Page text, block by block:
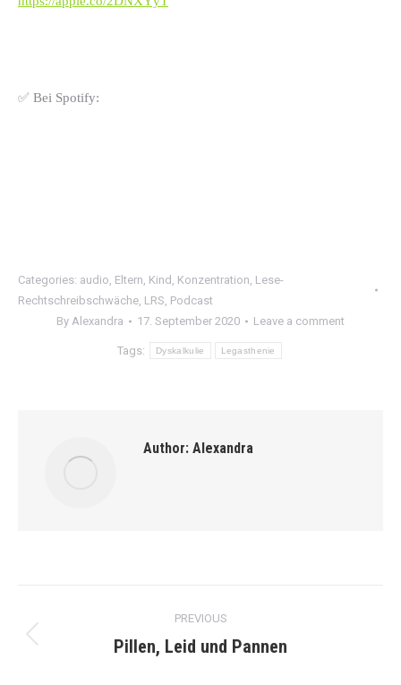
✅ Bei Spotify:
Categories: audio, Eltern, Kind , Konzentration, Lese-
Rechtschreibschwäche, LRS, Podcast
By Alexandra 17. September 2020 Leave a comment
Tags: Dyskalkulie Legasthenie
Author: Alexandra
navigation
PREVIOUS
Previous
Pillen, Leid und Pannen